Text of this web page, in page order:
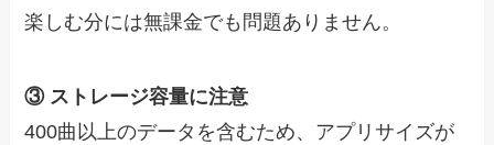
楽しむ分には無課金でも問題ありません。
③ ストレージ容量に注意
400曲以上のデータを含むため、アプリサイズが